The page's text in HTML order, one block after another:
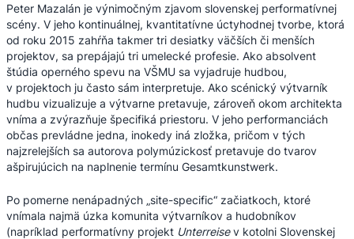
Peter Mazalán je výnimočným zjavom slovenskej performatívnej
scény. V jeho kontinuálnej, kvantitatívne úctyhodnej tvorbe, ktorá
od roku 2015 zahŕňa takmer tri desiatky väčších či menších
projektov, sa prepájajú tri umelecké profesie. Ako absolvent
štúdia operného spevu na VŠMU sa vyjadruje hudbou,
v projektoch ju často sám interpretuje. Ako scénický výtvarník
hudbu vizualizuje a výtvarne pretavuje, zároveň okom architekta
vníma a zvýrazňuje špecifiká priestoru. V jeho performanciách
občas prevládne jedna, inokedy iná zložka, pričom v tých
najzrelejších sa autorova polymúzickosť pretavuje do tvarov
ašpirujúcich na naplnenie termínu Gesamtkunstwerk.
Po pomerne nenápadných „site-specific“ začiatkoch, ktoré
vnímala najmä úzka komunita výtvarníkov a hudobníkov
(napríklad performatívny projekt Unterreisev kotolni Slovenskej